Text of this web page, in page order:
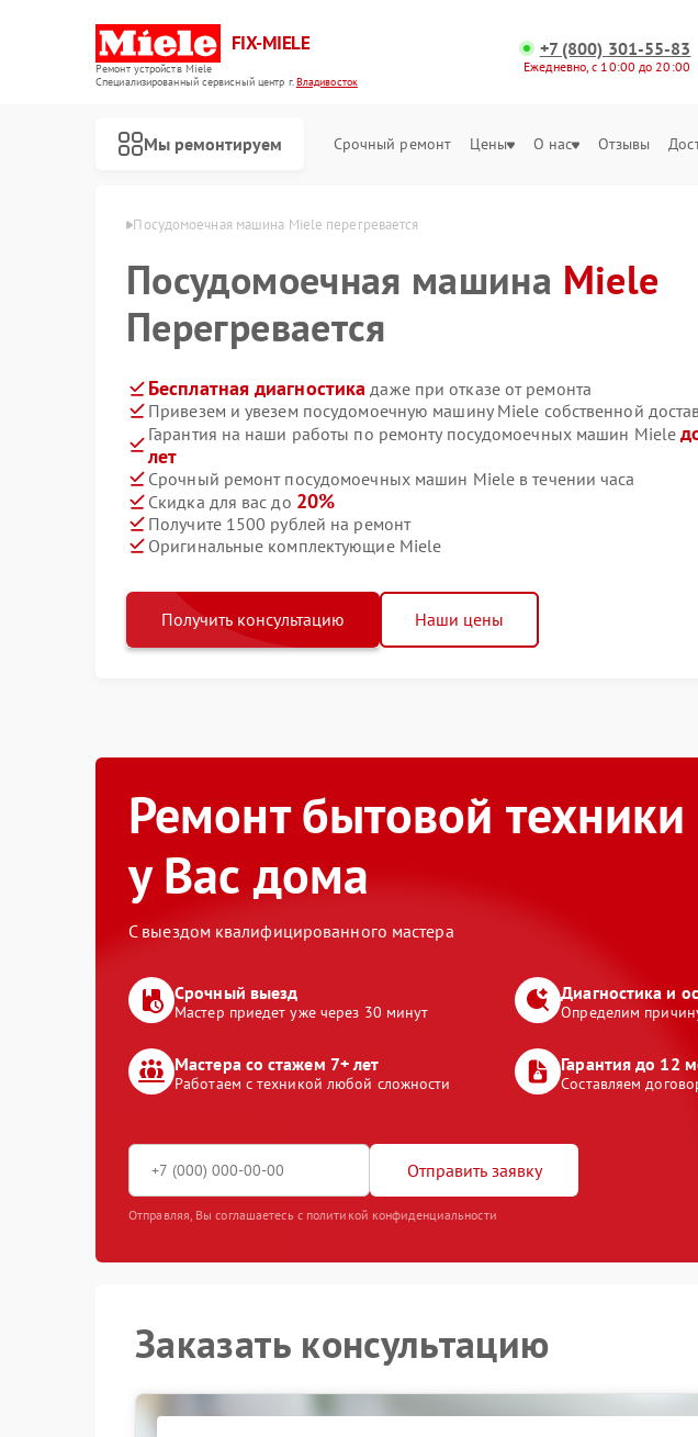
FIX-MIELE
Ремонт устройств Miele
Специализированный cервисный центр г.Владивосток
+7 (800) 301-55-83
Ежедневно, с 10:00 до 20:00
Мы ремонтируем Срочный ремонт Цены О нас Отзывы
в Владивостоке Посудомоечная машина Miele перегревается
Посудомоечная машина Miele
Перегревается
Бесплатная диагностика даже при отказе от ремонта
Привезем и увезем посудомоечную машину Miele собственной
Гарантия на наши работы по ремонту посудомоечных машин Miele
лет
Срочный ремонт посудомоечных машин Miele в течении часа
Скидка для вас до 20%
Получите 1500 рублей на ремонт
Оригинальные комплектующие Miele
Получить консультацию Наши цены
Ремонт бытовой техники
у Вас дома
С выездом квалифицированного мастера
Срочный выезд
Мастер приедет уже через 30 минут
Диагностика и
Определим
Мастера со стажем 7+ лет
Работаем с техникой любой сложности
Гарантия до 12
Составляем
Отправить заявку
Отправляя, Вы соглашаетесь с политикой конфиденциальности
Заказать консультацию